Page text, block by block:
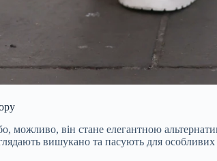
можливо, він стане елегантною
вишукано та пасують для